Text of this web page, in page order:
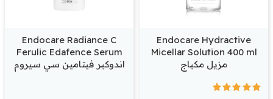
Endocare Hydractive
Micellar Solution 400 ml
مزيل مكياج
Endocare Radiance C
Ferulic Edafence Serum
اندوكير فيتامين سي سيروم